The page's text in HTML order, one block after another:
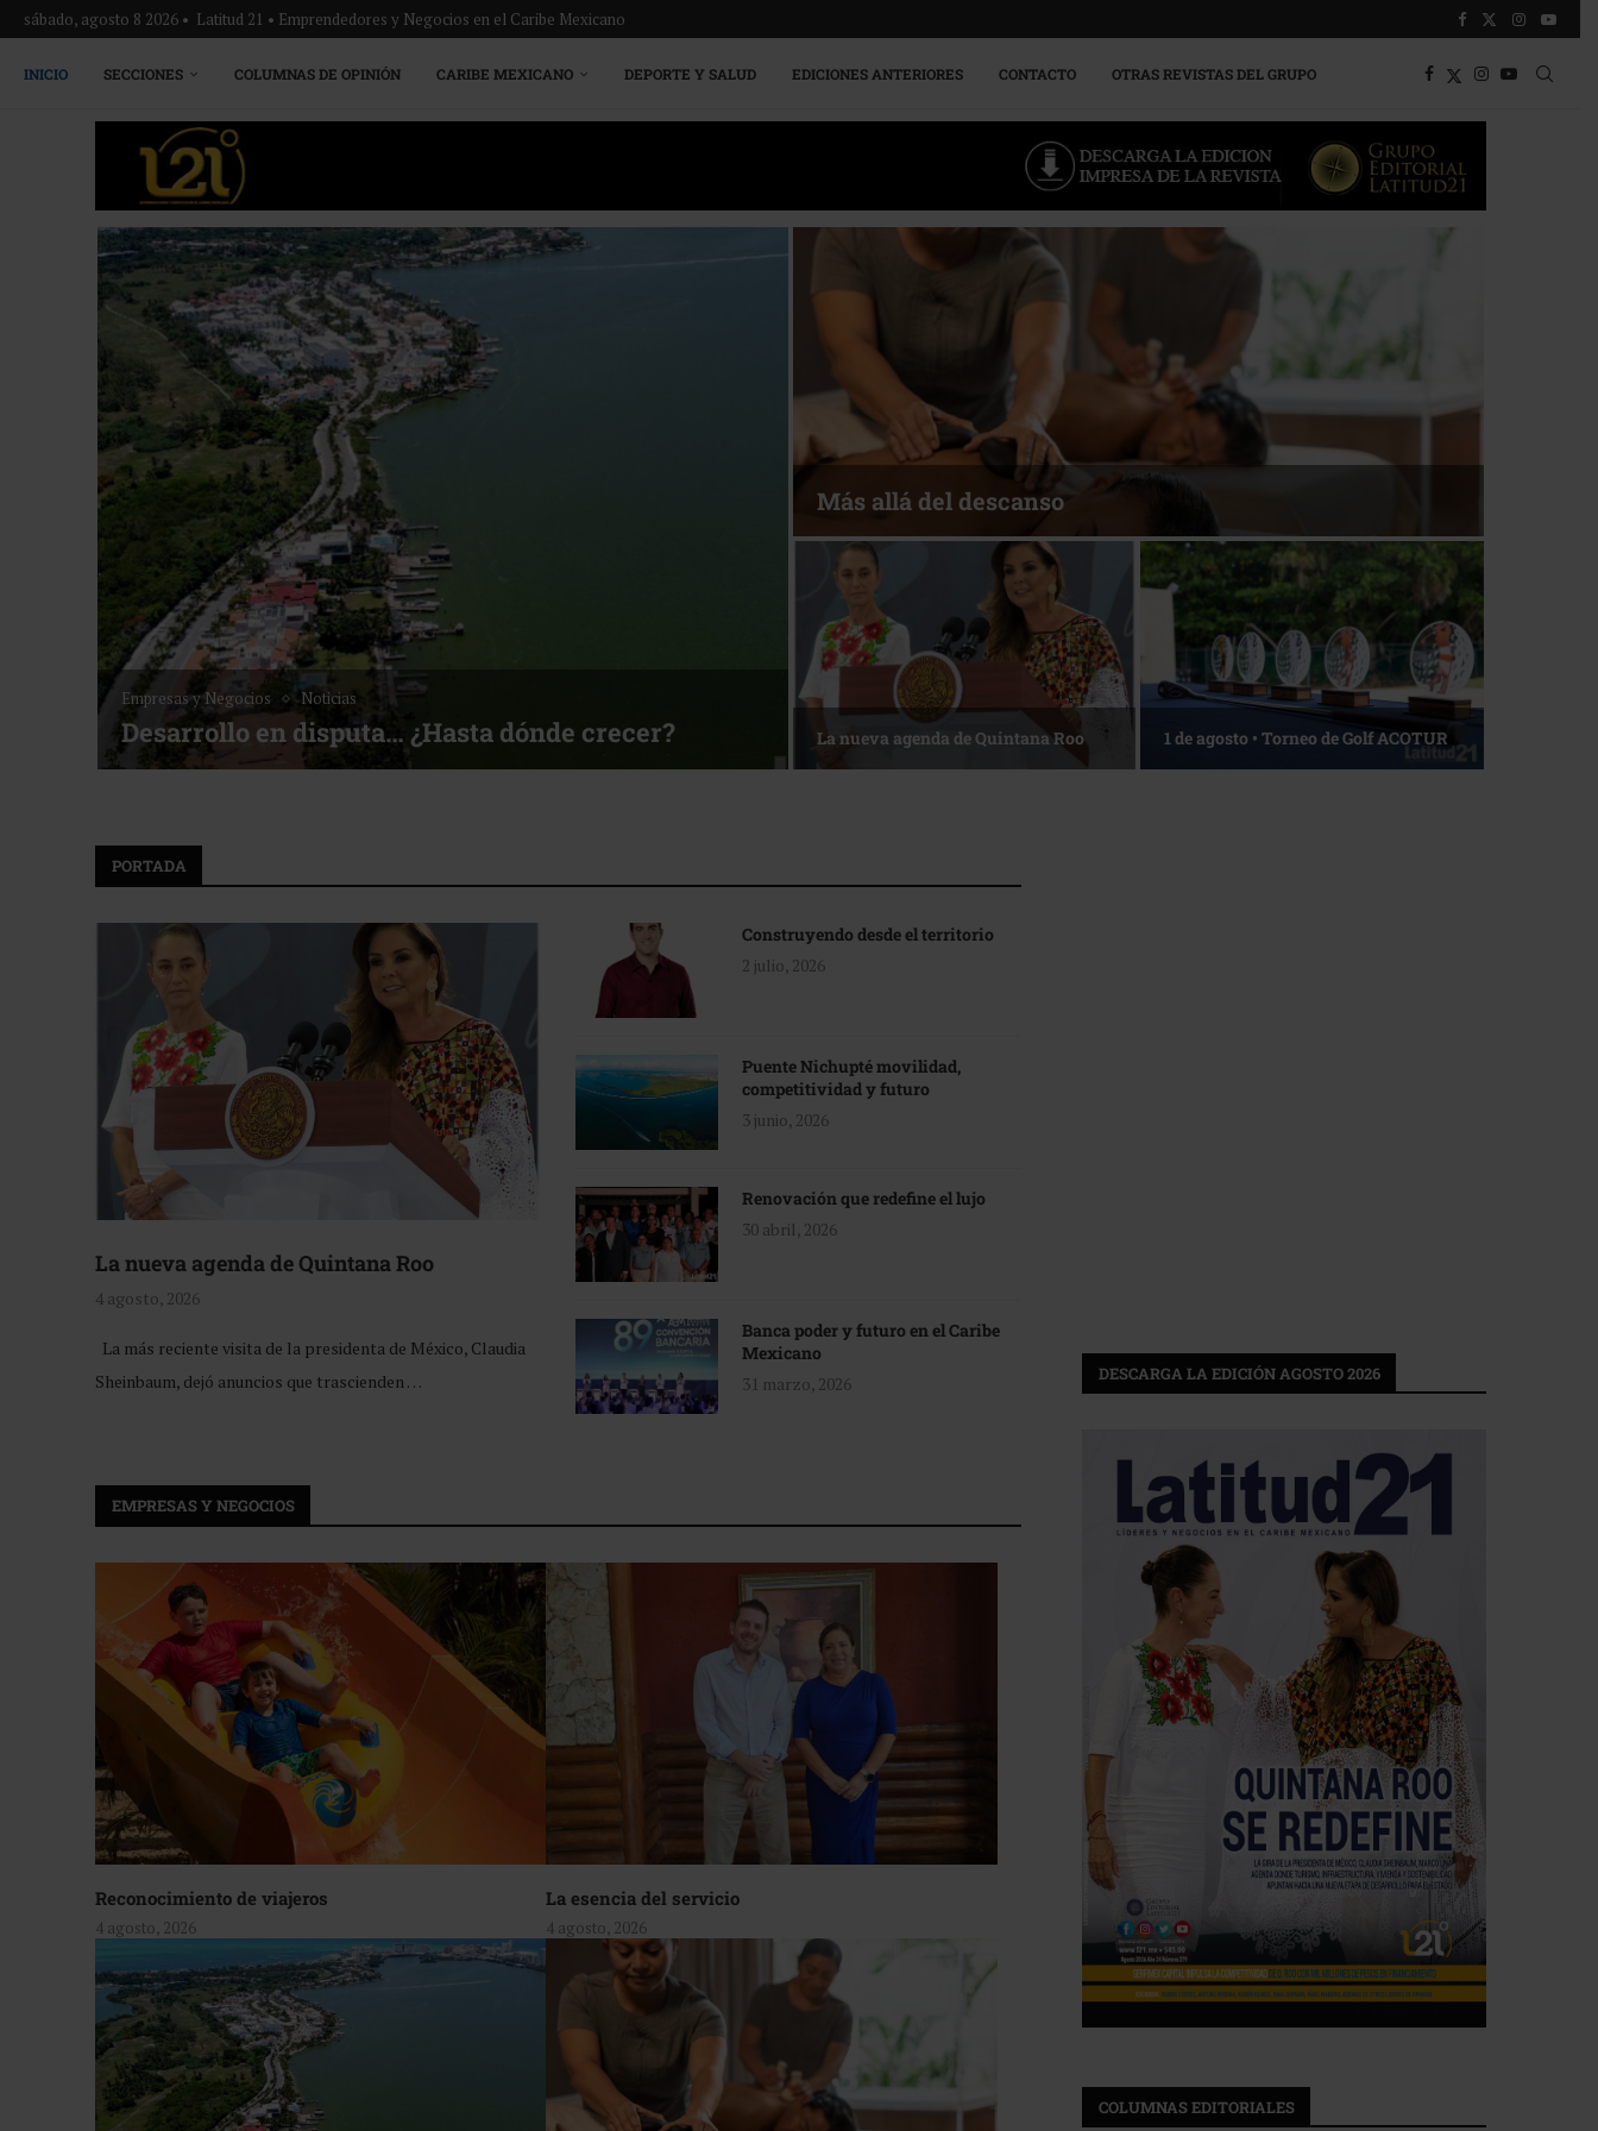
sábado, agosto 8 2026 • Latitud 21 • Emprendedores y Negocios en el Caribe Mexicano
INICIO SECCIONES COLUMNAS DE OPINIÓN CARIBE MEXICANO DEPORTE Y SALUD EDICIONES ANTERIORES CONTACTO OTRAS REVISTAS DEL GRUPO
Noticias
Bottega, un viaje servido a la mesa
Energía que Impulsa la competitividad
Reconocimiento de viajeros La esencia del servicio
PORTADA
La nueva agenda de Quintana Roo
4 agosto, 2026
La más reciente visita de la presidenta de México, Claudia
Sheinbaum, dejó anuncios que trascienden …
Construyendo desde el territorio
2 julio, 2026
Puente Nichupté movilidad,
competitividad y futuro
3 junio, 2026
Renovación que redefine el lujo
30 abril, 2026
Banca poder y futuro en el Caribe
Mexicano
31 marzo, 2026
EMPRESAS Y NEGOCIOS
Reconocimiento de viajeros
4 agosto, 2026
La esencia del servicio
4 agosto, 2026
DESCARGA LA EDICIÓN AGOSTO 2026
COLUMNAS EDITORIALES